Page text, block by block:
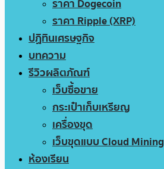
ราคา Dogecoin
ราคา Ripple (XRP)
ปฏิทินเศรษฐกิจ
บทความ
รีวิวผลิตภัณฑ์
เว็บซื้อขาย
กระเป๋าเก็บเหรียญ
เครื่องขุด
เว็บขุดแบบ Cloud Mining
ห้องเรียน